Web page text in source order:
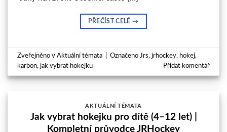
PŘEČÍST CELÉ→
Zveřejněno vAktuální témata Označeno Jrs,jrhockey, hokej,
karbon,jak vybrat hokejku Přidat komentář
AKTUÁLNÍ TÉMATA
Jak vybrat hokejku pro dítě (4–12 let) |
Kompletní průvodce JRHockey